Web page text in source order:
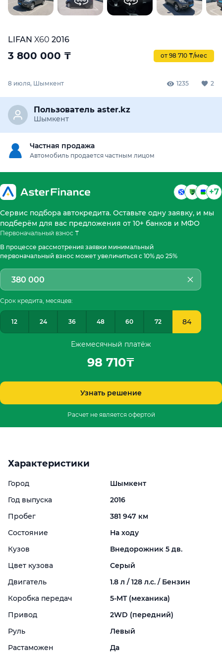
LIFAN X60 2016
3 800 000 ₸ от 98 710 ₸/мес
8 июля, Шымкент 1235 2
Пользователь aster.kz
Шымкент
Частная продажа
Автомобиль продается частным лицом
+7
Сервис подбора автокредита. Оставьте одну заявку, и мы
подберём для вас предложения от 10+ банков и МФО
Первоначальный взнос ₸
В процессе рассмотрения заявки минимальный
первоначальный взнос может увеличиться с 10% до 25%
Срок кредита, месяцев:
12 24 36 48 60 72 84
Ежемесячный платёж
98 710₸
Узнать решение
Расчет не является офертой
Характеристики
Город
Шымкент
Год выпуска
2016
Пробег
381 947 км
Состояние
На ходу
Кузов
Внедорожник 5 дв.
Цвет кузова
Серый
Двигатель
1.8 л / 128 л.с. / Бензин
Коробка передач
5-MT (механика)
Привод
2WD (передний)
Руль
Левый
Растаможен
Да